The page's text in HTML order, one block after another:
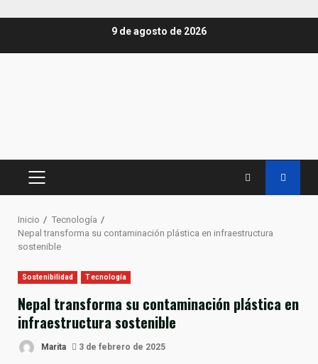
9 de agosto de 2026
MENÚ
Inicio
Tecnología
Nepal transforma su contaminación plástica en infraestructura
sostenible
Sostenibilidad Tecnología
Nepal transforma su contaminación plástica en
infraestructura sostenible
Marita 3 de febrero de 2025